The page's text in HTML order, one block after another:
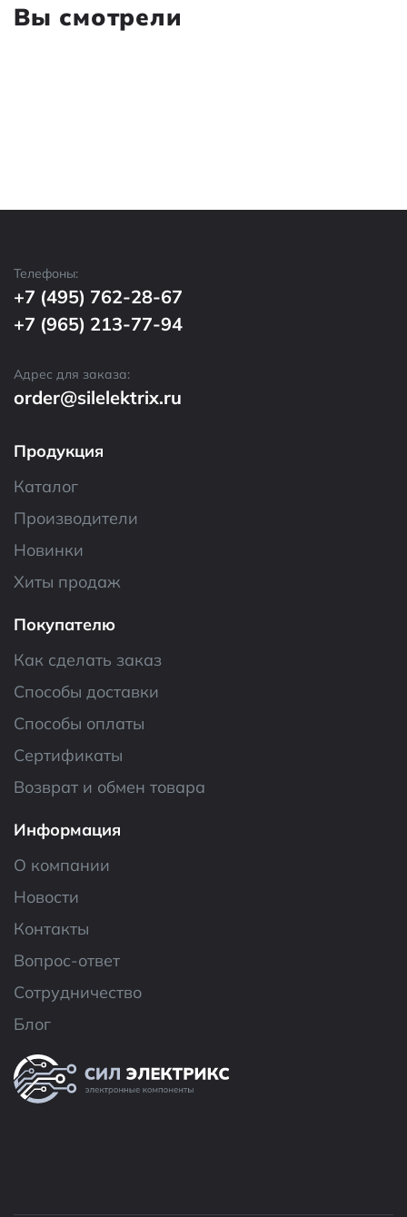
Вы смотрели
Телефоны:
+7 (495) 762-28-67
+7 (965) 213-77-94
Адрес для заказа:
order@silelektrix.ru
Продукция
Каталог
Производители
Новинки
Хиты продаж
Покупателю
Как сделать заказ
Способы доставки
Способы оплаты
Сертификаты
Возврат и обмен товара
Информация
О компании
Новости
Контакты
Вопрос-ответ
Сотрудничество
Блог